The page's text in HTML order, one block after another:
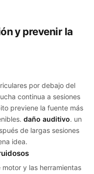
y prevenir la
por debajo del
continua a sesiones
previene la fuente más
daño auditivo. un
de largas sesiones
idea.
y las herramientas